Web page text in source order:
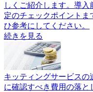
しくご紹介します。導
定のチェックポイント
ひ参考にしてください。
続きを見る
キッティングサービス
に確認すべき費用の落と